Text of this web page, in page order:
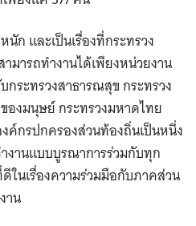
ก และเป็นเรื่องที่​กระทรวง
มารถทำงานได้เพียงหน่วยงาน
ระทรวงสาธารณสุข กระทรวง
งมนุษย์ กระทรวงมหาดไทย
กรปกครองส่วนท้องถิ่นเป็นหนึ่ง
งานแบบบูรณาการร่วมกับทุก
นเรื่องความร่วมมือกับภาคส่วน
าน